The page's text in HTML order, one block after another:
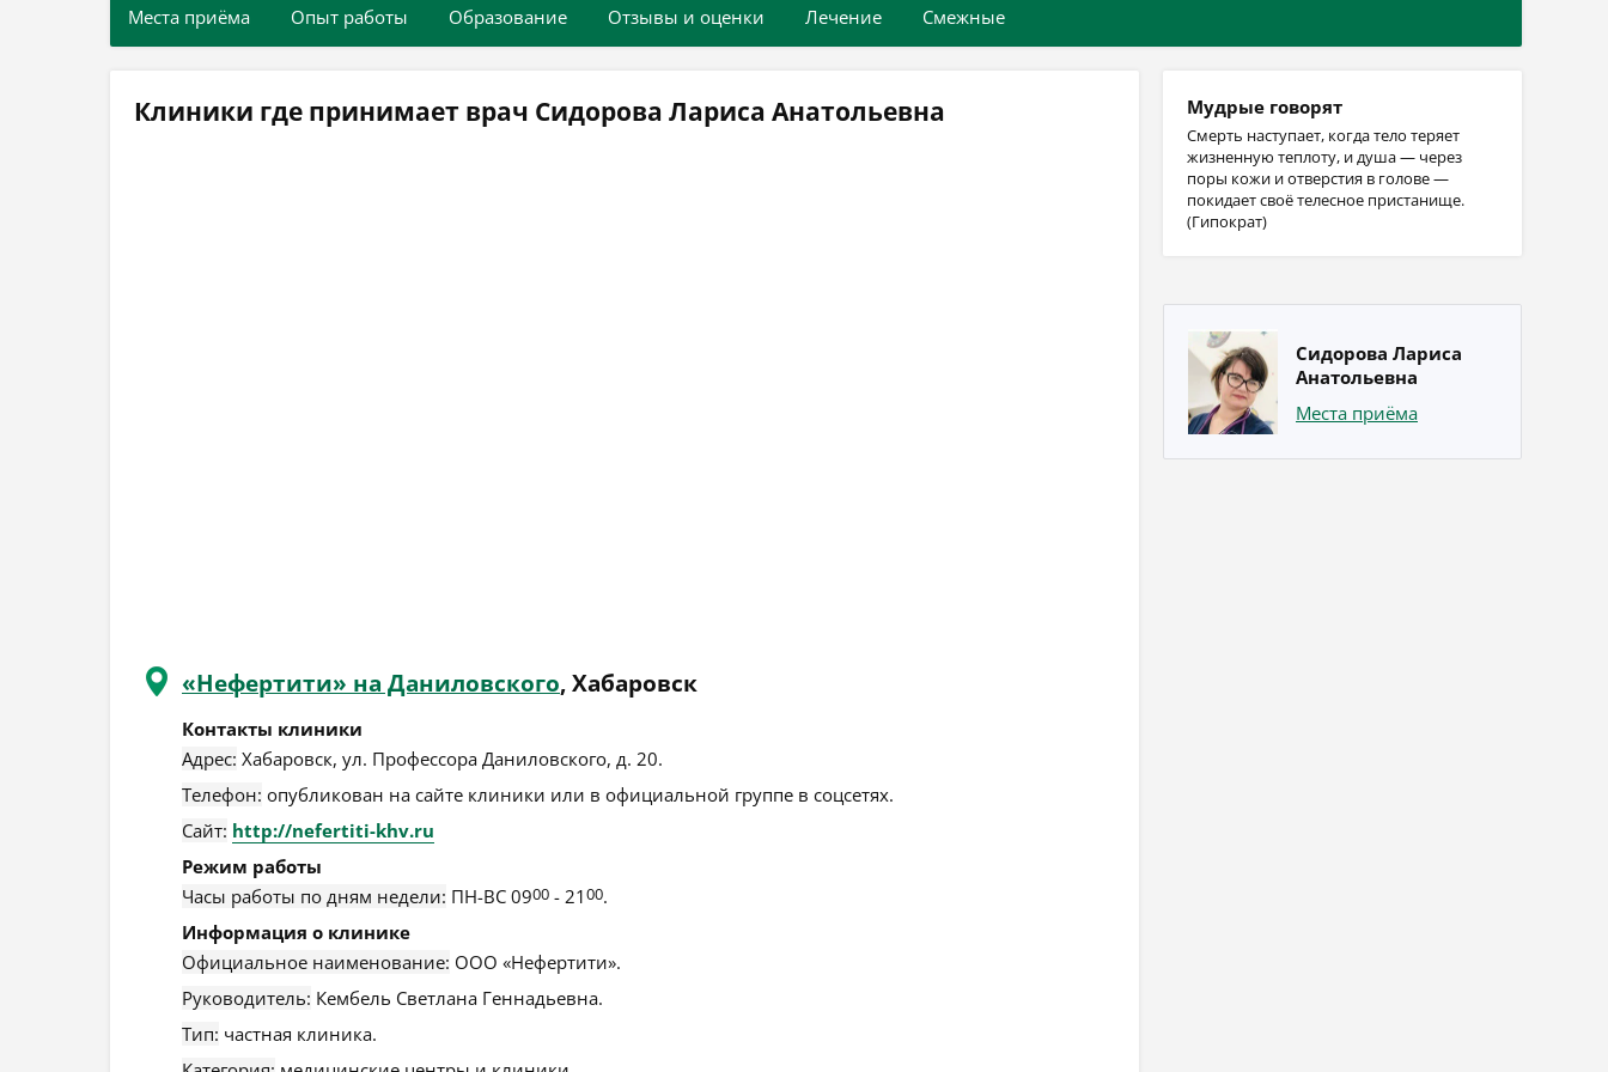
Места приёма Опыт работы Образование Отзывы и оценки Лечение Смежные
Клиники где принимает врач Сидорова Лариса Анатольевна
«Нефертити» на Даниловского, Хабаровск
Контакты клиники
Адрес: Хабаровск, ул. Профессора Даниловского, д. 20.
Телефон: опубликован на сайте клиники или в официальной группе в соцсетях.
Сайт: http://nefertiti-khv.ru
Режим работы
Часы работы по дням недели: ПН-ВС 0900 - 2100.
Информация о клинике
Официальное наименование: ООО «Нефертити».
Руководитель: Кембель Светлана Геннадьевна.
Тип: частная клиника.
Мудрые говорят
Смерть наступает, когда тело теряет
жизненную теплоту, и душа — через
поры кожи и отверстия в голове —
покидает своё телесное пристанище.
(Гипократ)
Сидорова Лариса
Анатольевна
Места приёма